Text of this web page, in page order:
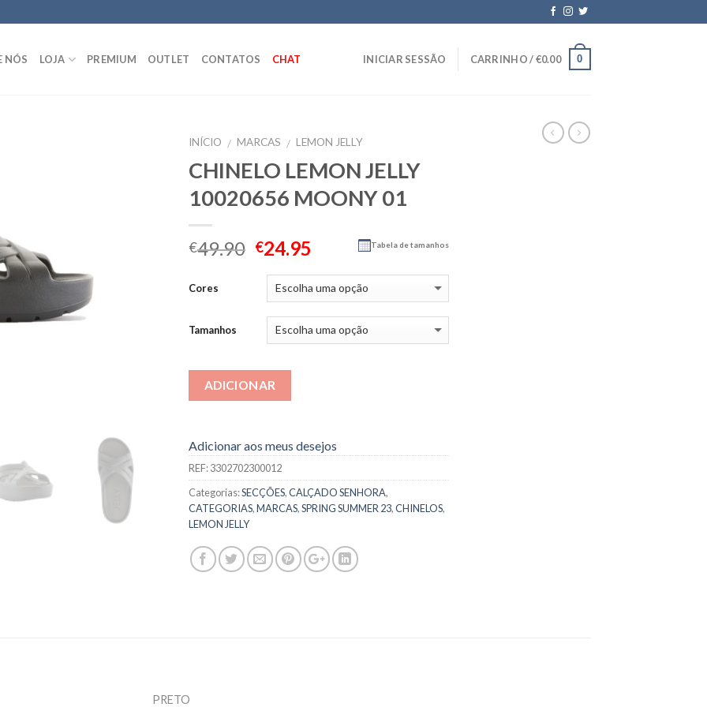
NÓS LOJA PREMIUM OUTLET CONTATOS CHAT INICIAR SESSÃO CARRINHO /€0.00 0
INÍCIO / MARCAS / LEMON JELLY
CHINELO LEMON JELLY
10020656 MOONY 01
€49.90 €24.95 Tabela de tamanhos
Cores
Tamanhos
ADICIONAR
Adicionar aos meus desejos
REF:3302702300012
Categorias:SECÇÕES,CALÇADO SENHORA,
CATEGORIAS,MARCAS,SPRING SUMMER 23,CHINELOS,
LEMON JELLY
PRETO